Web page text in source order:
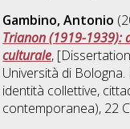
Gambino, Antonio
Trianon (1919-1939):
culturale,
Università di
identità collettive,
contemporanea), 22